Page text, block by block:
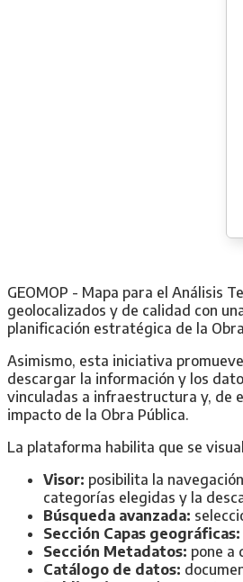
GEOMOP - Mapa para el Análisis
geolocalizados y de calidad con
planificación estratégica de la
Asimismo, esta iniciativa
descargar la información y los
vinculadas a infraestructura y, de
impacto de la Obra Pública.
La plataforma habilita que se
Visor: posibilita la
categorías elegidas y la
Búsqueda avanzada:
Sección Capas geográficas:
Sección Metadatos: pone a
Catálogo de datos: